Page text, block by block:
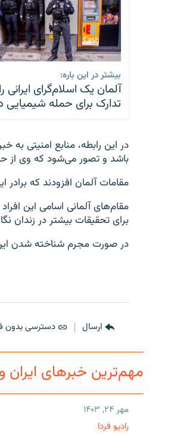
بیشتر در این باره:
آلمان یک اسلام‌گرای ایرانی
تدارک برای حمله شیمیایی
در این رابطه، منابع امنیتی به
باشد و تصور می‌شود که وی از
مقامات آلمان افزودند که برادر
مقام‌های آلمانی اسامی این
برای تحقیقات بیشتر در زندان
در صورت مجرم شناخته شدن
ارسال دسترسی بدون
مهم‌ترین خبرهای ایران
مهر ۲۴, ۱۴۰۳
رادیو فردا